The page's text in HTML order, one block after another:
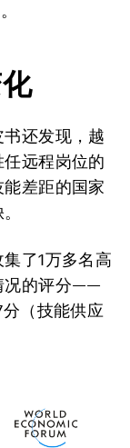
还发现，越
远程岗位的
差距的国家
了1万多名高
况的评分——
（技能供应